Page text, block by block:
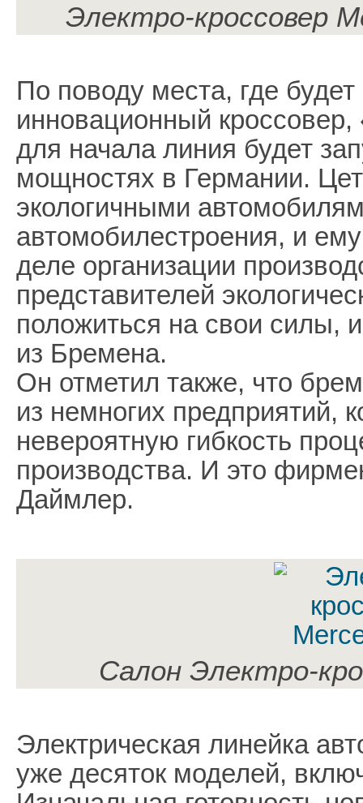
Электро-кроссовер
По поводу места, где будет
инновационный кроссовер,
для начала линия будет
мощностях в Германии.
экологичными
автомобилестроения, и
деле организации
представителей
положиться на свои силы,
из Бремена.
Он отметил также, что
из немногих предприятий,
невероятную гибкость
производства. И это
Даймлер.
Салон Электро-
Электрическая линейка
уже десяток моделей,